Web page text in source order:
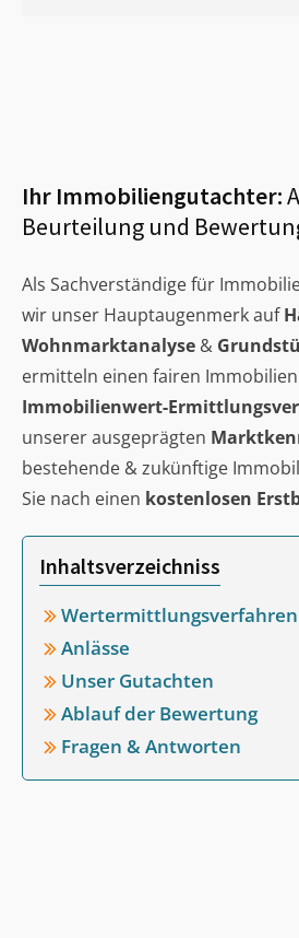
Ihr Immobiliengutachter:
Beurteilung und
Als Sachverständige für
wir unser Hauptaugenmerk auf
Wohnmarktanalyse &
ermitteln einen fairen
Immobilienwert-
unserer ausgeprägten
bestehende & zukünftige
Sie nach einen kostenlosen
Inhaltsverzeichniss
Wertermittlungsverfahren
Anlässe
Unser Gutachten
Ablauf der Bewertung
Fragen & Antworten